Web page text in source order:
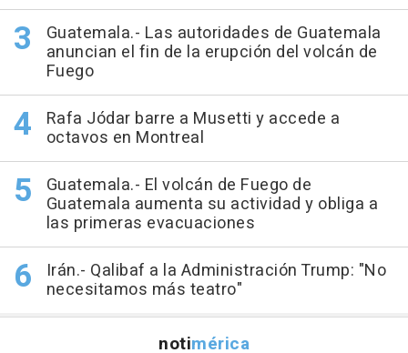
Guatemala.- Las autoridades de Guatemala
anuncian el fin de la erupción del volcán de
Fuego
Rafa Jódar barre a Musetti y accede a
octavos en Montreal
Guatemala.- El volcán de Fuego de
Guatemala aumenta su actividad y obliga a
las primeras evacuaciones
Irán.- Qalibaf a la Administración Trump: "No
necesitamos más teatro"
notimérica